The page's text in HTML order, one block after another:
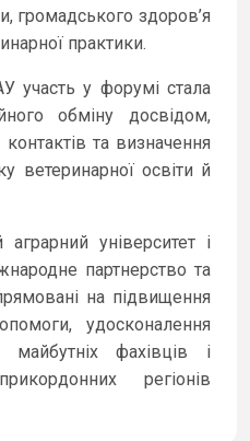
громадського здоров’я
практики.
участь у форумі стала
обміну досвідом,
та визначення
ветеринарної освіти й
університет і
партнерство та
на підвищення
удосконалення
майбутніх фахівців і
регіонів